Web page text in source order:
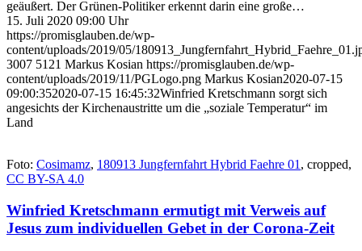
geäußert. Der Grünen-Politiker erkennt darin eine große…
15. Juli 2020 09:00 Uhr
https://promisglauben.de/wp-
content/uploads/2019/05/
3007 5121 Markus Kosian https://promisglauben.de/wp-
content/uploads/2019/11/PGLogo.png Markus Kosian2020-07-15
09:00:352020-07-15 16:45:32Winfried Kretschmann sorgt sich
angesichts der Kirchenaustritte um die „soziale Temperatur“ im
Land
Foto: Cosimamz, 180913 Jungfernfahrt Hybrid Faehre 01 , cropped,
CC BY-SA 4.0
Winfried Kretschmann ermutigt mit Verweis auf
Jesus zum individuellen Gebet in der Corona-Zeit